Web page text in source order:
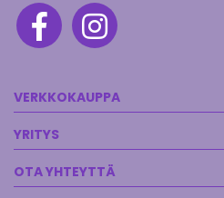
VERKKOKAUPPA
YRITYS
OTA YHTEYTTÄ